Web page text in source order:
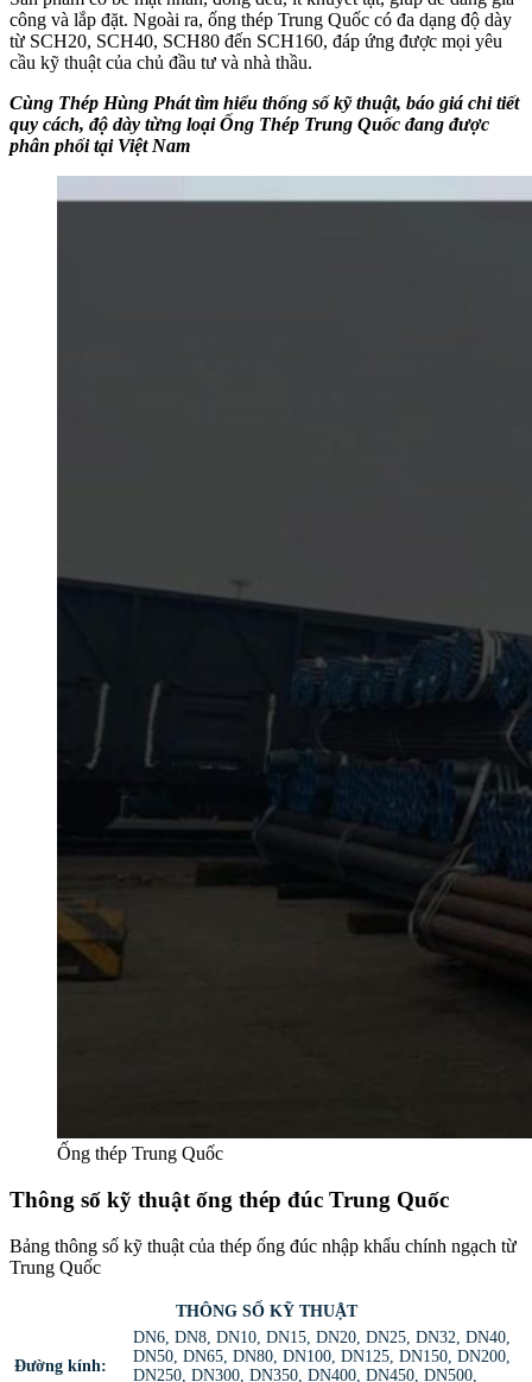
công và lắp đặt. Ngoài ra, ống thép Trung Quốc có đa dạng độ dày
từ SCH20, SCH40, SCH80 đến SCH160, đáp ứng được mọi yêu
cầu kỹ thuật của chủ đầu tư và nhà thầu.
Cùng Thép Hùng Phát tìm hiểu thống số kỹ thuật, báo giá chi tiết
quy cách, độ dày từng loại Ống Thép Trung Quốc đang được
phân phối tại Việt Nam
Ống thép Trung Quốc
Thông số kỹ thuật ống thép đúc Trung Quốc
Bảng thông số kỹ thuật của thép ống đúc nhập khẩu chính ngạch từ
Trung Quốc
THÔNG SỐ KỸ THUẬT
Đường kính:
DN6, DN8, DN10, DN15, DN20, DN25, DN32, DN40,
DN50, DN65, DN80, DN100, DN125, DN150, DN200,
DN250, DN300, DN350, DN400, DN450, DN500,